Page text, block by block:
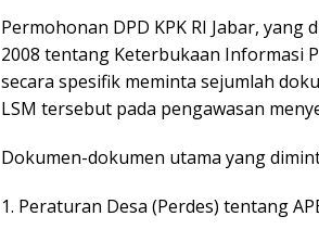
​Permohonan DPD KPK RI Jabar,
2008 tentang Keterbukaan Informasi
secara spesifik meminta sejumlah
LSM tersebut pada pengawasan
​Dokumen-dokumen utama yang
​1. Peraturan Desa (Perdes) tentang